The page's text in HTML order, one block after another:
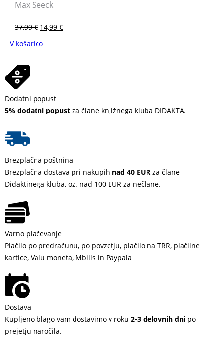
Max Seeck
37,99€ 14,99 €
V košarico
Dodatni popust
5% dodatni popust za člane knjižnega kluba DIDAKTA.
Brezplačna poštnina
Brezplačna dostava pri nakupih nad 40 EUR za člane
Didaktinega kluba, oz. nad 100 EUR za nečlane.
Varno plačevanje
Plačilo po predračunu, po povzetju, plačilo na TRR, plačilne
kartice, Valu moneta, Mbills in Paypala
Dostava
Kupljeno blago vam dostavimo v roku 2-3 delovnih dni po
prejetju naročila.